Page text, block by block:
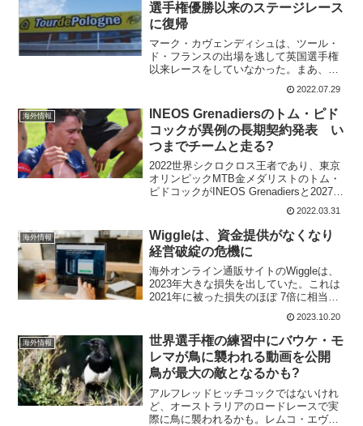
選手権優勝以来のステージレース
に復帰
マーク・カヴェンディシュは、ツール・
ド・フランスの出場を逃して英国選手権
以来レースをしていなかった。まあ、ツ
ールの期間中はレースが少ないので当然
なのだけど。カヴは、7月30日から8月5
日にかけて開催されるツール・ド・ポロ
ーニュに参加すること...
2022.07.29
海外情報
INEOS Grenadiersのトム・ピド
コックが異例の長期契約発表 い
つまでチームと走る?
2022世界シクロクロス王者であり、東京
オリンピックMTB金メダリストのトム・
ピドコックがINEOS Grenadiersと2027年
までの延長契約を発表した。実に一気に5
年もの延長だ。やはり、才能ある英国の
天才ライダーをチームは離すはずは...
2022.03.31
海外情報
Wiggleは、資金提供がなくなり
経営破綻の危機に
海外オンライン通販サイトのWiggleは、
2023年大きな損失を出していた。これは
2021年に被った損失のほぼ 7倍に相当す
る。これだけでなく、今度は親会社の
Signa Sports Unitedからの1億5,000万ユ
ーロの資金を撤退す...
2023.10.20
海外情報
世界選手権の練習中にバウケ・モ
レマが鳥に襲われる動画を公開
鳥が最大の敵となるかも?
アルフレッドヒッチコックではないけれ
ど、オーストラリアのロードレースで実
際に鳥に襲われるかも。レムコ・エヴェ